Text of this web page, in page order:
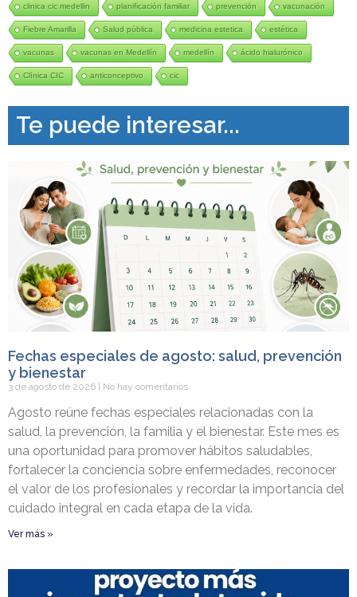
clinica cic medellin planificación familiar prevención vacunación
Fiebre Amarilla Salud pública medicina estetica estética
vacunas vacunas en Medellín medellín ácido hialurónico
Clínica CIC anticonceptivo cic
Te puede interesar...
Fechas especiales de agosto: salud, prevención
y bienestar
3 de agosto de 2026 No hay comentarios
Agosto reúne fechas especiales relacionadas con la
salud, la prevención, la familia y el bienestar. Este mes es
una oportunidad para promover hábitos saludables,
fortalecer la conciencia sobre enfermedades, reconocer
el valor de los profesionales y recordar la importancia del
cuidado integral en cada etapa de la vida.
Ver más »